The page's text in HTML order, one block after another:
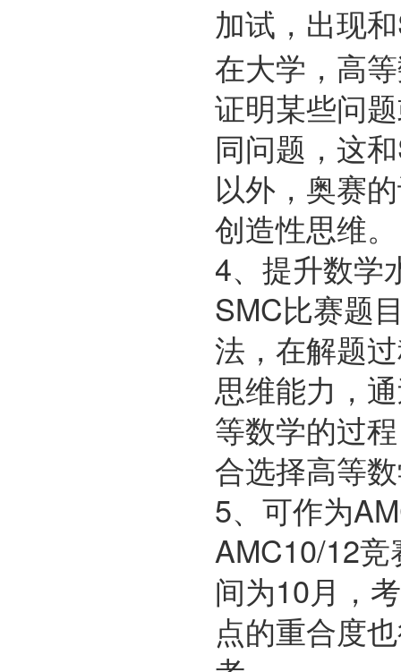
加试，出现
在大学，高
证明某些问
同问题，这
以外，奥赛
创造性思维。
4、提升数学
SMC比赛题
法，在解题
思维能力，
等数学的过
合选择高等
5、可作为
AMC10/12
间为10月，
点的重合度